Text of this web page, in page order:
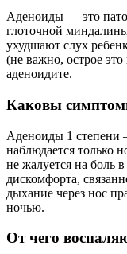
Аденоиды — это
глоточной
ухудшают слух
(не важно, острое
аденоидите.
Каковы
Аденоиды 1 степени
наблюдается только
не жалуется на боль
дискомфорта,
дыхание через нос
ночью.
От чего